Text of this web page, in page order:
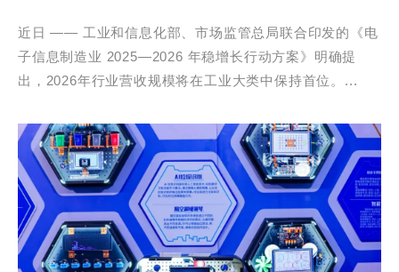
近日 —— 工业和信息化部、市场监管总局联合印发的《电
子信息制造业 2025—2026 年稳增长行动方案》明确提
出，2026年行业营收规模将在工业大类中保持首位。...